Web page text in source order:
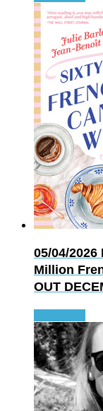
05/04/2026
Million
OUT